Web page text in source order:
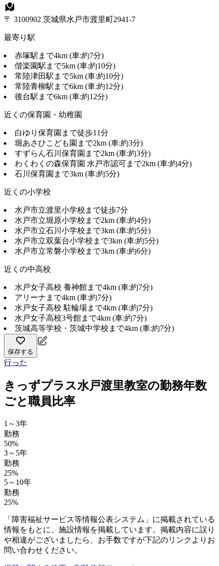
〒 3100902 茨城県水戸市渡里町2941-7
最寄り駅
赤塚駅まで4km (車:約7分)
偕楽園駅まで5km (車:約10分)
常陸津田駅まで5km (車:約10分)
常陸青柳駅まで6km (車:約12分)
後台駅まで6km (車:約12分)
近くの保育園・幼稚園
白ゆり保育園まで徒歩11分
堀あさひこども園まで2km (車:約3分)
すずらん石川保育園まで2km (車:約3分)
わくわくの森保育園 水戸市認可まで2km (車:約4分)
石川保育園まで3km (車:約5分)
近くの小学校
水戸市立渡里小学校まで徒歩7分
水戸市立堀原小学校まで2km (車:約4分)
水戸市立石川小学校まで3km (車:約5分)
水戸市立双葉台小学校まで3km (車:約5分)
水戸市立常磐小学校まで3km (車:約6分)
近くの中高校
水戸女子高校 養神館まで4km (車:約7分)
アリーナまで4km (車:約7分)
水戸女子高校 駐輪場まで4km (車:約7分)
水戸女子高校3号館まで4km (車:約7分)
茨城高等学校・茨城中学校まで4km (車:約7分)
保存する
行った
きっずプラス水戸渡里教室の勤務年数
ごと職員比率
1～3年
勤務
50%
3～5年
勤務
25%
5～10年
勤務
25%
「障害福祉サービス等情報公表システム」に掲載されている
情報をもとに、施設情報を掲載しています。掲載内容に誤り
や相違がございましたら、お手数ですが下記のリンクよりお
問い合わせください。